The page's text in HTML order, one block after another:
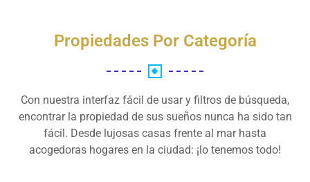
Propiedades Por Categoría
Con nuestra interfaz fácil de usar y filtros de búsqueda,
encontrar la propiedad de sus sueños nunca ha sido tan
fácil. Desde lujosas casas frente al mar hasta
acogedoras hogares en la ciudad: ¡lo tenemos todo!